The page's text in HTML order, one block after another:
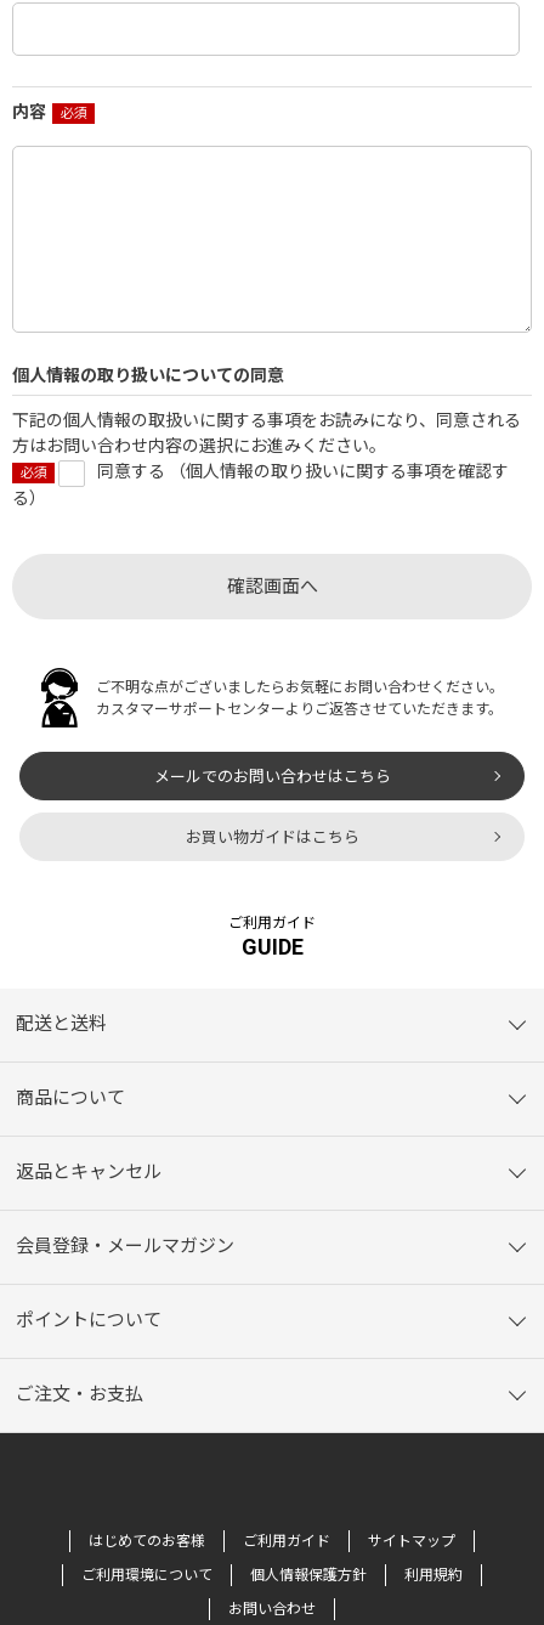
内容
個人情報の取り扱いについての同意
下記の個人情報の取扱いに関する事項をお読みになり、同意される
方はお問い合わせ内容の選択にお進みください。
同意する （個人情報の取り扱いに関する事項を確認す
る）
ご不明な点がございましたらお気軽にお問い合わせください。
カスタマーサポートセンターよりご返答させていただきます。
メールでのお問い合わせはこちら
お買い物ガイドはこちら
ご利用ガイド
GUIDE
配送と送料
商品について
返品とキャンセル
会員登録・メールマガジン
ポイントについて
ご注文・お支払
はじめてのお客様 ご利用ガイド
サイトマップ
ご利用環境について
個人情報保護方針
利用規約
お問い合わせ